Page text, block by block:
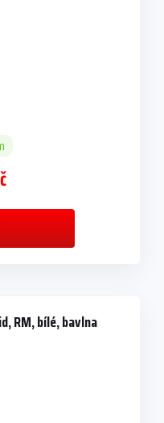
RM, bílé, bavlna